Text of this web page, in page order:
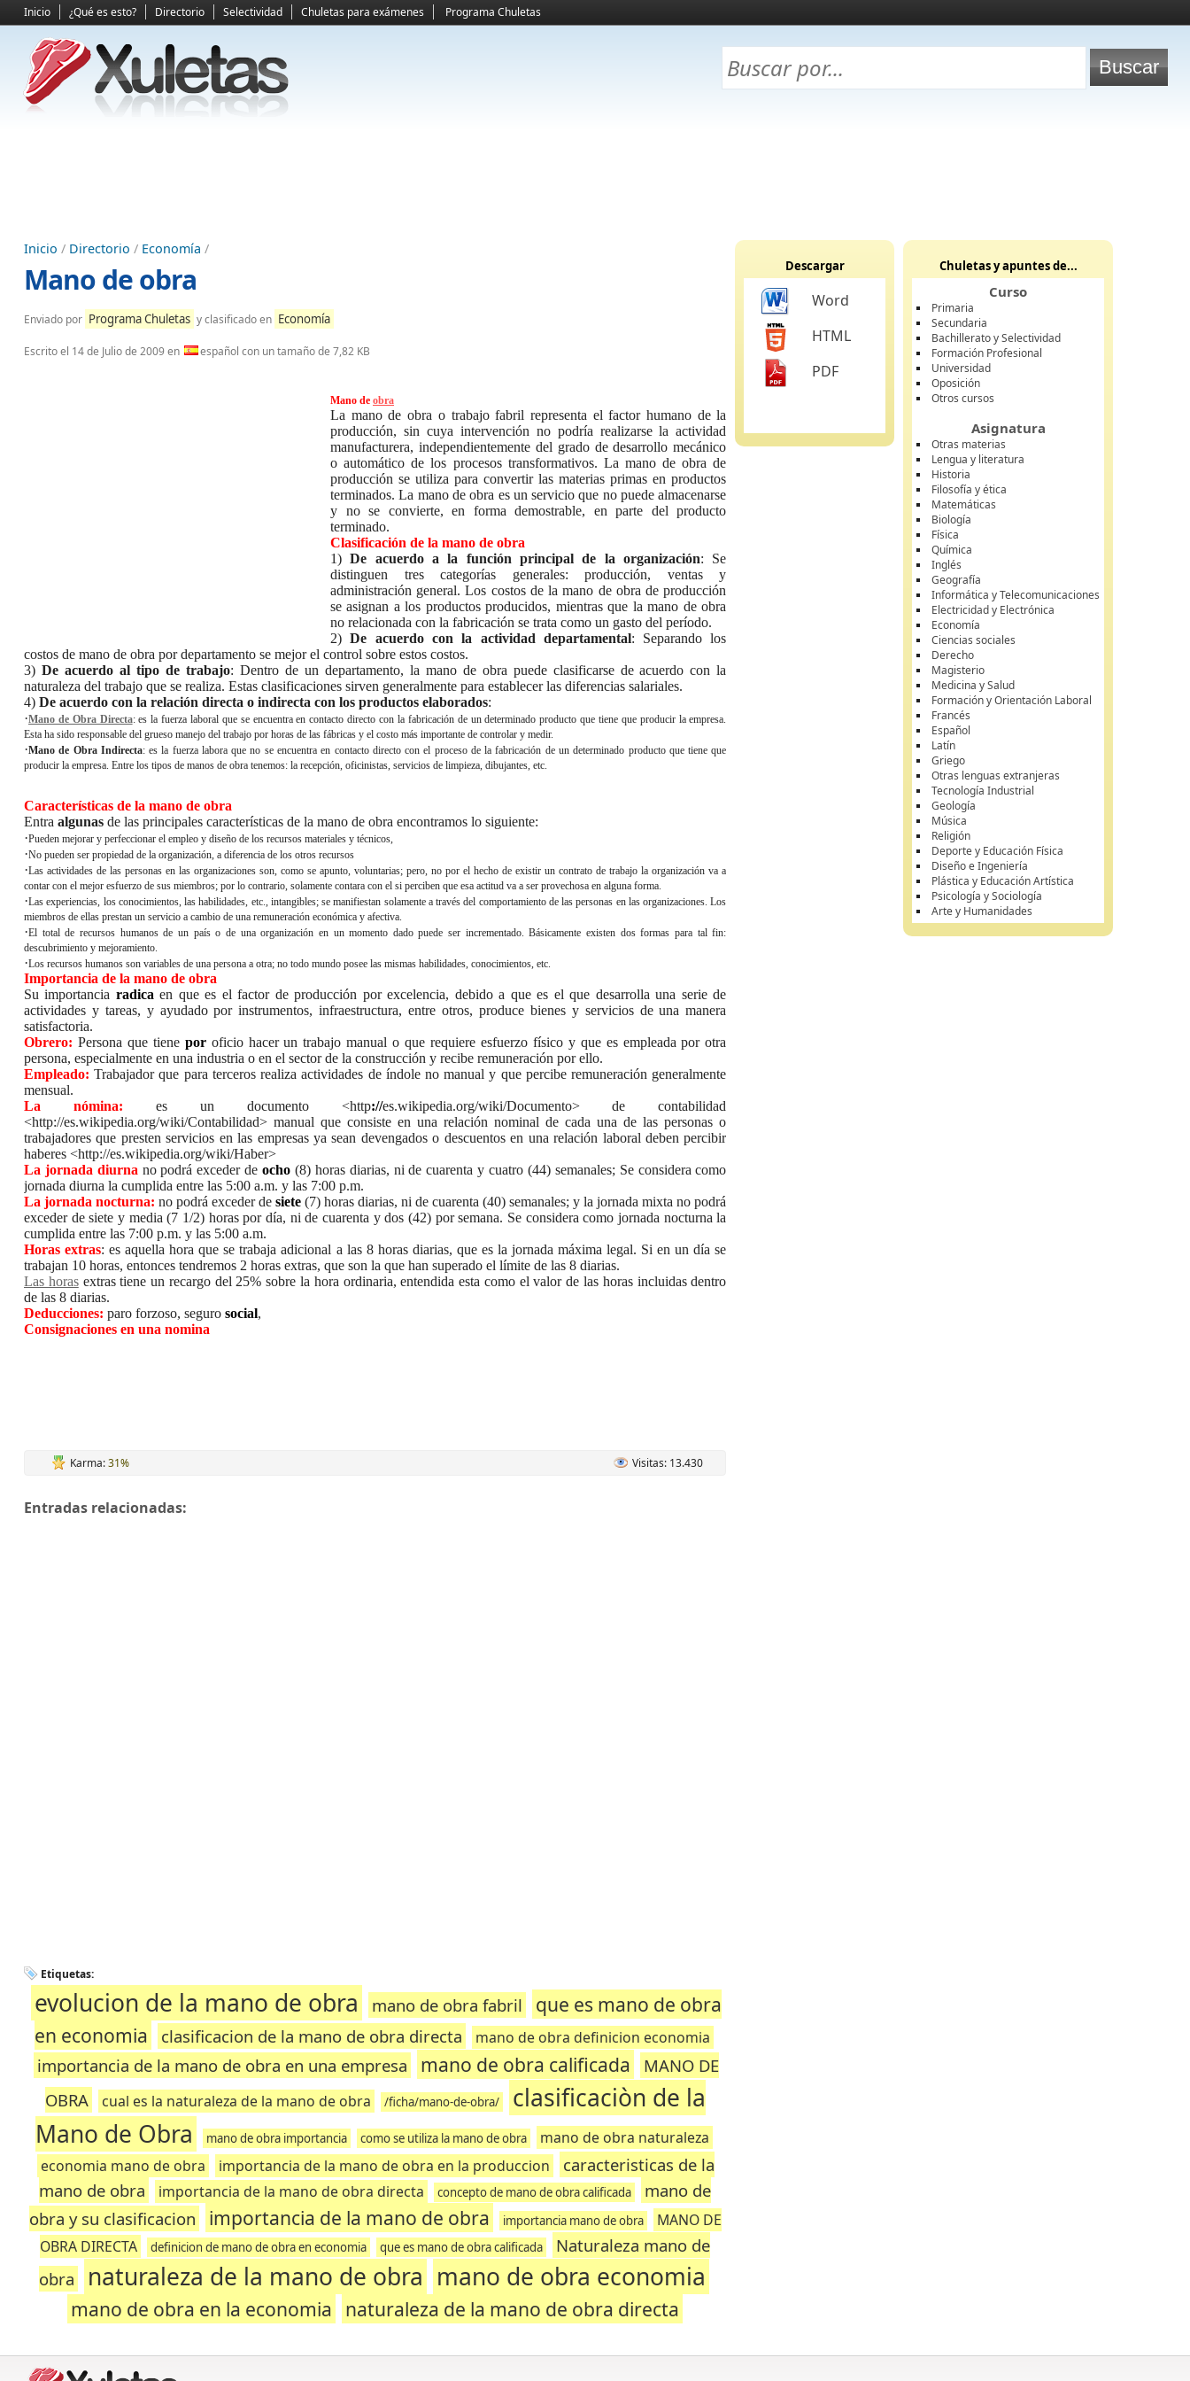
Inicio ¿Qué es esto? Directorio Selectividad Chuletas para exámenes Programa Chuletas
Inicio / Directorio / Economía /
Mano de obra
Enviado por Programa Chuletas y clasificado en Economía
Escrito el 14 de Julio de 2009en español con un tamaño de 7,82 KB
Mano de obra
La mano de obra o trabajo fabril representa el factor humano de la
producción, sin cuya intervención no podría realizarse la actividad
manufacturera, independientemente del grado de desarrollo mecánico
o automático de los procesos transformativos. La mano de obra de
producción se utiliza para convertir las materias primas en productos
terminados. La mano de obra es un servicio que no puede almacenarse
y no se convierte, en forma demostrable, en parte del producto
terminado.
Clasificación de la mano de obra
1)De acuerdo a la función principal de la organización: Se
distinguen tres categorías generales: producción, ventas y
administración general. Los costos de la mano de obra de producción
se asignan a los productos producidos, mientras que la mano de obra
no relacionada con la fabricación se trata como un gasto del período.
2)De acuerdo con la actividad departamental: Separando los
costos de mano de obra por departamento se mejor el control sobre estos costos.
3) De acuerdo al tipo de trabajo: Dentro de un departamento, la mano de obra puede clasificarse de acuerdo con la
naturaleza del trabajo que se realiza. Estas clasificaciones sirven generalmente para establecer las diferencias salariales.
4) De acuerdo con la relación directa o indirecta con los productos elaborados:
·Mano de Obra Directa: es la fuerza laboral que se encuentra en contacto directo con la fabricación de un determinado producto que tiene que producir la empresa.
Esta ha sido responsable del grueso manejo del trabajo por horas de las fábricas y el costo más importante de controlar y medir.
·Mano de Obra Indirecta: es la fuerza labora que no se encuentra en contacto directo con el proceso de la fabricación de un determinado producto que tiene que
producir la empresa. Entre los tipos de manos de obra tenemos: la recepción, oficinistas, servicios de limpieza, dibujantes, etc.
Características de la mano de obra
Entra algunas de las principales características de la mano de obra encontramos lo siguiente:
·Pueden mejorar y perfeccionar el empleo y diseño de los recursos materiales y técnicos,
·No pueden ser propiedad de la organización, a diferencia de los otros recursos
·Las actividades de las personas en las organizaciones son, como se apunto, voluntarias; pero, no por el hecho de existir un contrato de trabajo la organización va a
contar con el mejor esfuerzo de sus miembros; por lo contrario, solamente contara con el si perciben que esa actitud va a ser provechosa en alguna forma.
·Las experiencias, los conocimientos, las habilidades, etc., intangibles; se manifiestan solamente a través del comportamiento de las personas en las organizaciones. Los
miembros de ellas prestan un servicio a cambio de una remuneración económica y afectiva.
·El total de recursos humanos de un país o de una organización en un momento dado puede ser incrementado. Básicamente existen dos formas para tal fin:
descubrimiento y mejoramiento.
·Los recursos humanos son variables de una persona a otra; no todo mundo posee las mismas habilidades, conocimientos, etc.
Importancia de la mano de obra
Su importancia radica en que es el factor de producción por excelencia, debido a que es el que desarrolla una serie de
actividades y tareas, y ayudado por instrumentos, infraestructura, entre otros, produce bienes y servicios de una manera
satisfactoria.
Obrero: Persona que tiene poroficio hacer un trabajo manual o que requiere esfuerzo físico y que es empleada por otra
persona, especialmente en una industria o en el sector de la construcción y recibe remuneración por ello.
Empleado: Trabajador que para terceros realiza actividades de índole no manual y que percibe remuneración generalmente
mensual.
La nómina: es un documento <http://es.wikipedia.org/wiki/Documento> de contabilidad
<http://es.wikipedia.org/wiki/Contabilidad> manual que consiste en una relación nominal de cada una de las personas o
trabajadores que presten servicios en las empresas ya sean devengados o descuentos en una relación laboral deben percibir
haberes <http://es.wikipedia.org/wiki/Haber>
La jornada diurna no podrá exceder deocho (8) horas diarias, ni de cuarenta y cuatro (44) semanales; Se considera como
jornada diurna la cumplida entre las 5:00 a.m. y las 7:00 p.m.
La jornada nocturna: no podrá exceder desiete (7) horas diarias, ni de cuarenta (40) semanales; y la jornada mixta no podrá
exceder de siete y media (7 1/2) horas por día, ni de cuarenta y dos (42) por semana. Se considera como jornada nocturna la
cumplida entre las 7:00 p.m. y las 5:00 a.m.
Horas extras: es aquella hora que se trabaja adicional a las 8 horas diarias, que es la jornada máxima legal. Si en un día se
trabajan 10 horas, entonces tendremos 2 horas extras, que son la que han superado el límite de las 8 diarias.
Las horasextras tiene un recargo del 25% sobre la hora ordinaria, entendida esta como el valor de las horas incluidas dentro
de las 8 diarias.
Deducciones: paro forzoso, seguro social,
Consignaciones en una nomina
Karma:31% Visitas: 13.430
Entradas relacionadas:
Etiquetas:
evolucion de la mano de obra mano de obra fabril
que es mano de obra
en economia
clasificacion de la mano de obra directa mano de obra definicion economia
importancia de la mano de obra en una empresa mano de obra calificada
MANO DE
OBRA
cual es la naturaleza de la mano de obra /ficha/mano-de-obra/
clasificaciòn de la
Mano de Obra
mano de obra importancia como se utiliza la mano de obra
mano de obra naturaleza
economia mano de obra
importancia de la mano de obra en la produccion
caracteristicas de la
mano de obra
importancia de la mano de obra directa concepto de mano de obra calificada
mano de
obra y su clasificacion
importancia de la mano de obra importancia mano de obra
MANO DE
OBRA DIRECTA
definicion de mano de obra en economia que es mano de obra calificada
Naturaleza mano de
obra
naturaleza de la mano de obra mano de obra economia
mano de obra en la economia naturaleza de la mano de obra directa
Descargar
Word
HTML
PDF
Chuletas y apuntes de...
Curso
Primaria
Secundaria
Bachillerato y Selectividad
Formación Profesional
Universidad
Oposición
Otros cursos
Asignatura
Otras materias
Lengua y literatura
Historia
Filosofía y ética
Matemáticas
Biología
Física
Química
Inglés
Geografía
Informática y Telecomunicaciones
Electricidad y Electrónica
Economía
Ciencias sociales
Derecho
Magisterio
Medicina y Salud
Formación y Orientación Laboral
Francés
Español
Latín
Griego
Otras lenguas extranjeras
Tecnología Industrial
Geología
Música
Religión
Deporte y Educación Física
Diseño e Ingeniería
Plástica y Educación Artística
Psicología y Sociología
Arte y Humanidades